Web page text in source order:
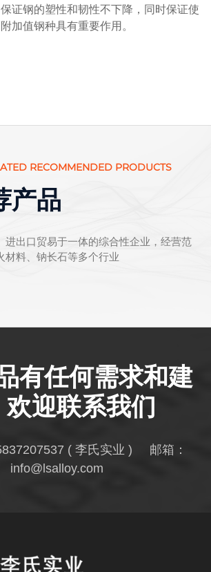
证钢的塑性和韧性不下降，同时保证使
加值钢种具有重要作用。
RECOMMENDED PRODUCTS
产品
进出口贸易于一体的综合性企业，经营范
材料、钠长石等多个行业
有任何需求和建
欢迎联系我们
( 李氏实业 ) 邮箱：
info@lsalloy.com